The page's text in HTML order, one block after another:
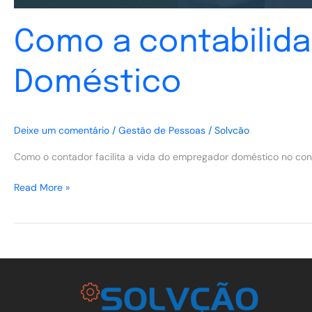
Como a
Doméstico
Deixe um comentário / Gestão de Pessoas / Solvcão
Como o contador facilita a vida do empregador doméstico no
Read More »